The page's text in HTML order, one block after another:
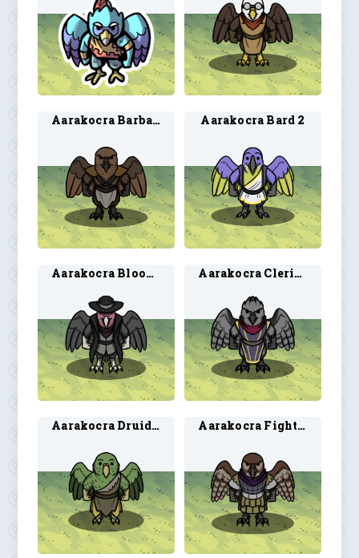
Aarakocra Barbarian 2 Aarakocra Bard 2
Aarakocra Blood Hunter 2 Aarakocra Cleric 2
Aarakocra Druid 2 Aarakocra Fighter 2